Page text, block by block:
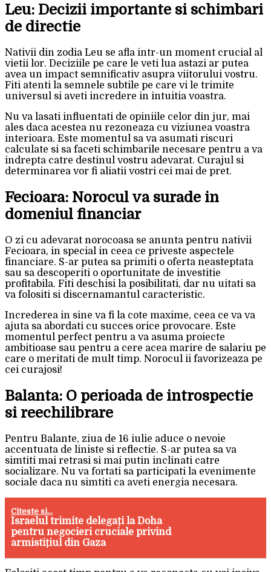
Leu: Decizii importante si schimbari
de directie
Nativii din zodia Leu se afla intr-un moment crucial al
vietii lor. Deciziile pe care le veti lua astazi ar putea
avea un impact semnificativ asupra viitorului vostru.
Fiti atenti la semnele subtile pe care vi le trimite
universul si aveti incredere in intuitia voastra.
Nu va lasati influentati de opiniile celor din jur, mai
ales daca acestea nu rezoneaza cu viziunea voastra
interioara. Este momentul sa va asumati riscuri
calculate si sa faceti schimbarile necesare pentru a va
indrepta catre destinul vostru adevarat. Curajul si
determinarea vor fi aliatii vostri cei mai de pret.
Fecioara: Norocul va surade in
domeniul financiar
O zi cu adevarat norocoasa se anunta pentru nativii
Fecioara, in special in ceea ce priveste aspectele
financiare. S-ar putea sa primiti o oferta neasteptata
sau sa descoperiti o oportunitate de investitie
profitabila. Fiti deschisi la posibilitati, dar nu uitati sa
va folositi si discernamantul caracteristic.
Increderea in sine va fi la cote maxime, ceea ce va va
ajuta sa abordati cu succes orice provocare. Este
momentul perfect pentru a va asuma proiecte
ambitioase sau pentru a cere acea marire de salariu pe
care o meritati de mult timp. Norocul ii favorizeaza pe
cei curajosi!
Balanta: O perioada de introspectie
si reechilibrare
Pentru Balante, ziua de 16 iulie aduce o nevoie
accentuata de liniste si reflectie. S-ar putea sa va
simtiti mai retrasi si mai putin inclinati catre
socializare. Nu va fortati sa participati la evenimente
sociale daca nu simtiti ca aveti energia necesara.
Citeste si...
Israelul trimite delegați la Doha
pentru negocieri cruciale privind
armistițiul din Gaza